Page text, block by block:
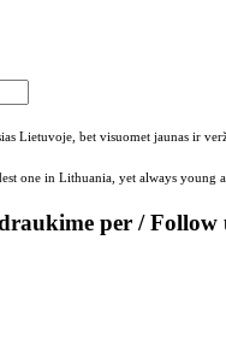
Lietuvoje, bet visuomet jaunas ir
one in Lithuania, yet always young
per / Follow